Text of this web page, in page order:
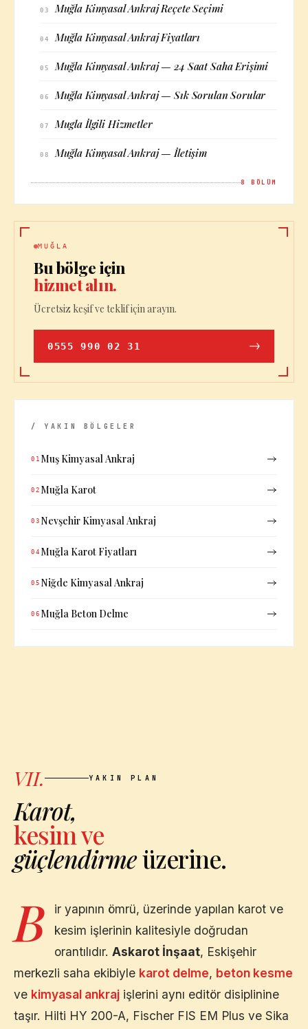
03 Muğla Kimyasal Ankraj Reçete Seçimi
04 Muğla Kimyasal Ankraj Fiyatları
05 Muğla Kimyasal Ankraj — 24 Saat Saha Erişimi
06 Muğla Kimyasal Ankraj — Sık Sorulan Sorular
07 Mugla İlgili Hizmetler
08 Muğla Kimyasal Ankraj — İletişim
8 BÖLÜM
MUĞLA
Bu bölge için
hizmet alın.
Ücretsiz keşif ve teklif için arayın.
0555 990 02 31
/ YAKIN BÖLGELER
01 Muş Kimyasal Ankraj
02 Muğla Karot
03 Nevşehir Kimyasal Ankraj
04 Muğla Karot Fiyatları
05 Niğde Kimyasal Ankraj
06 Muğla Beton Delme
VII. YAKIN PLAN
Karot,
kesim ve
güçlendirmeüzerine.
B
ir yapının ömrü, üzerinde yapılan karot ve
kesim işlerinin kalitesiyle doğrudan
orantılıdır. Askarot İnşaat, Eskişehir
merkezli saha ekibiyle karot delme, beton kesme
ve kimyasal ankraj işlerini aynı editör disiplinine
taşır. Hilti HY 200-A, Fischer FIS EM Plus ve Sika